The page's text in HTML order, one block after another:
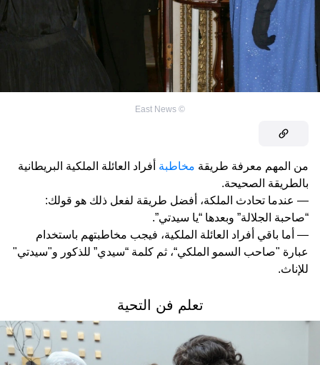
©
East News
من المهم معرفة طريقة مخاطبة أفراد العائلة الملكية البريطانية
بالطريقة الصحيحة.
— عندما تحادث الملكة، أفضل طريقة لفعل ذلك هو قولك:
“صاحبة الجلالة” وبعدها “يا سيدتي”.
— أما باقي أفراد العائلة الملكية، فيجب مخاطبتهم باستخدام
عبارة "صاحب السمو الملكي“، ثم كلمة “سيدي” للذكور و"سيدتي"
للإناث.
تعلم فن التحية